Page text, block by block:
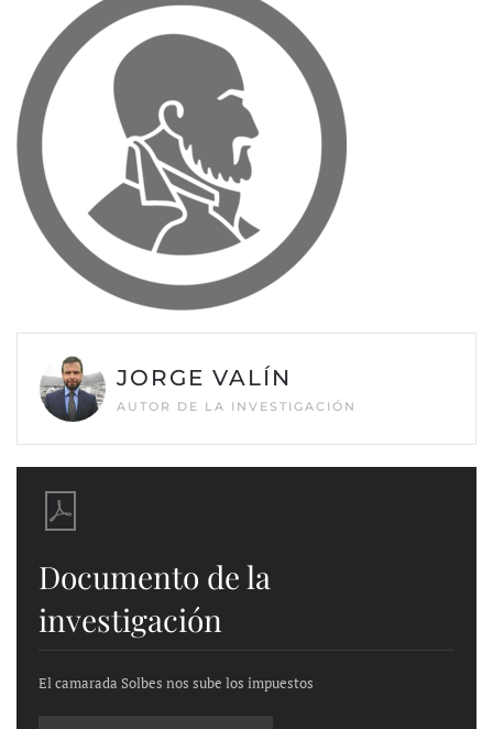
JORGE VALÍN
AUTOR DE LA INVESTIGACIÓN
Documento de la
investigación
El camarada Solbes nos sube los impuestos